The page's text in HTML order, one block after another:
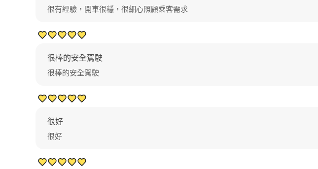
很有經驗，開車很穩，很細心照顧乘客需求
很棒的安全駕駛
很棒的安全駕駛
很好
很好